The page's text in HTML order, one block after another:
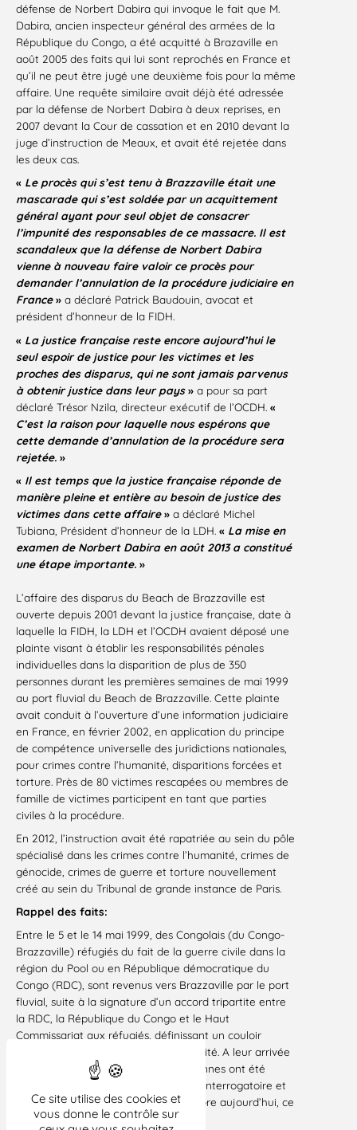
Ce site utilise des cookies et
vous donne le contrôle sur
défense de Norbert Dabira qui invoque le fait que M.
Dabira, ancien inspecteur général des armées de la
République du Congo, a été acquitté à Brazaville en
août 2005 des faits qui lui sont reprochés en France et
qu’il ne peut être jugé une deuxième fois pour la même
affaire. Une requête similaire avait déjà été adressée
par la défense de Norbert Dabira à deux reprises, en
2007 devant la Cour de cassation et en 2010 devant la
juge d’instruction de Meaux, et avait été rejetée dans
les deux cas.
« Le procès qui s’est tenu à Brazzaville était une
mascarade qui s’est soldée par un acquittement
général ayant pour seul objet de consacrer
l’impunité des responsables de ce massacre. Il est
scandaleux que la défense de Norbert Dabira
vienne à nouveau faire valoir ce procès pour
demander l’annulation de la procédure judiciaire en
France» a déclaré Patrick Baudouin, avocat et
président d’honneur de la FIDH.
« La justice française reste encore aujourd’hui le
seul espoir de justice pour les victimes et les
proches des disparus, qui ne sont jamais parvenus
à obtenir justice dans leur pays» a pour sa part
déclaré Trésor Nzila, directeur exécutif de l’OCDH. «
C’est la raison pour laquelle nous espérons que
cette demande d’annulation de la procédure sera
rejetée. »
« Il est temps que la justice française réponde de
manière pleine et entière au besoin de justice des
victimes dans cette affaire» a déclaré Michel
Tubiana, Président d’honneur de la LDH. « La mise en
examen de Norbert Dabira en août 2013 a constitué
une étape importante. »
L’affaire des disparus du Beach de Brazzaville est
ouverte depuis 2001 devant la justice française, date à
laquelle la FIDH, la LDH et l’OCDH avaient déposé une
plainte visant à établir les responsabilités pénales
individuelles dans la disparition de plus de 350
personnes durant les premières semaines de mai 1999
au port fluvial du Beach de Brazzaville. Cette plainte
avait conduit à l’ouverture d’une information judiciaire
en France, en février 2002, en application du principe
de compétence universelle des juridictions nationales,
pour crimes contre l’humanité, disparitions forcées et
torture. Près de 80 victimes rescapées ou membres de
famille de victimes participent en tant que parties
civiles à la procédure.
En 2012, l’instruction avait été rapatriée au sein du pôle
spécialisé dans les crimes contre l’humanité, crimes de
génocide, crimes de guerre et torture nouvellement
créé au sein du Tribunal de grande instance de Paris.
Rappel des faits:
Entre le 5 et le 14 mai 1999, des Congolais (du Congo-
Brazzaville) réfugiés du fait de la guerre civile dans la
région du Pool ou en République démocratique du
Congo (RDC), sont revenus vers Brazzaville par le port
fluvial, suite à la signature d’un accord tripartite entre
la RDC, la République du Congo et le Haut
Commissariat aux réfugiés, définissant un couloir
humanitaire censé garantir leur sécurité. A leur arrivée
à Brazzaville, des centaines de personnes ont été
arrêtées par des agents publics pour interrogatoire et
ont disparu, sans que l’on sache, encore aujourd’hui, ce
qui leur est arrivé.